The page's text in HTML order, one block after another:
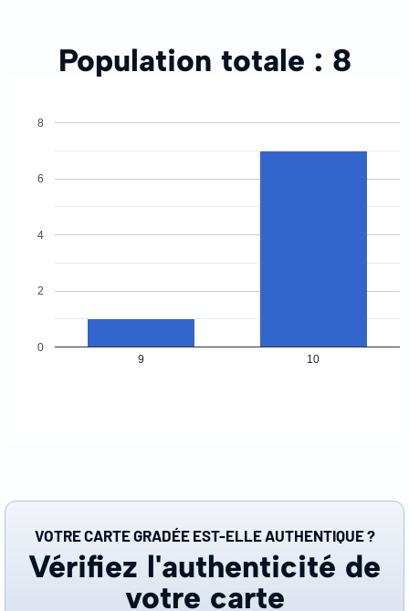
Population totale : 8
9 10
0
2
4
6
8
VOTRE CARTE GRADÉE EST-ELLE AUTHENTIQUE ?
Vérifiez l'authenticité de
votre carte